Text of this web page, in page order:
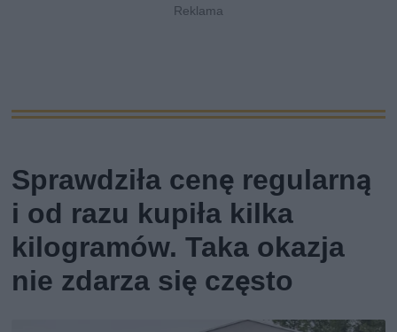
Sprawdziła cenę regularną
i od razu kupiła kilka
kilogramów. Taka okazja
nie zdarza się często